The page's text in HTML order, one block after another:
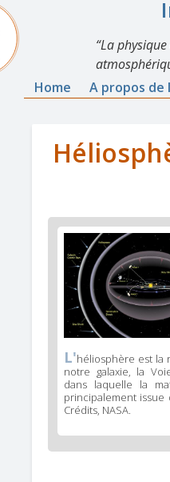
La
Home
A propos de
L'héliosphère est la
notre galaxie, la
dans laquelle la
principalement issue
Crédits, NASA.